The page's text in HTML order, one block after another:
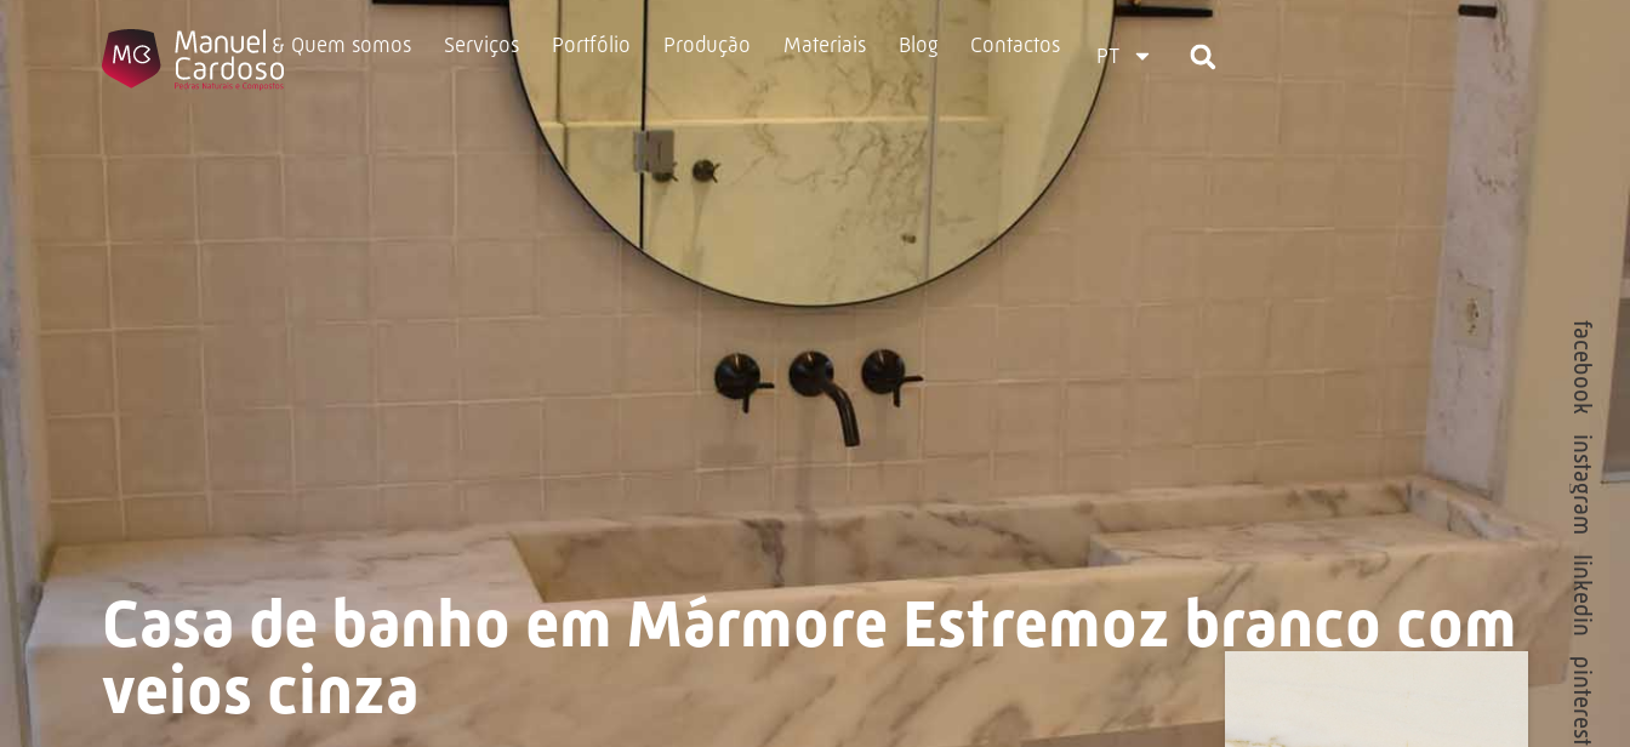
Quem somos Serviços Portfólio Produção Materiais Blog Contactos PT
facebook
instagram
linkedin
pinterest
Casa de banho em Mármore Estremoz branco com
veios cinza